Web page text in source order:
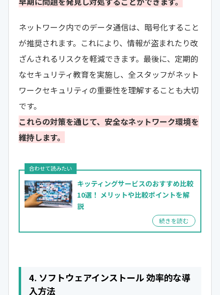
ネットワーク内でのデータ通信は、暗号化すること
が推奨されます。これにより、情報が盗まれたり改
ざんされるリスクを軽減できます。最後に、定期的
なセキュリティ教育を実施し、全スタッフがネット
ワークセキュリティの重要性を理解することも大切
です。
これらの対策を通じて、安全なネットワーク環境を
維持します。
キッティングサービスのおすすめ比較
10選！ メリットや比較ポイントを解
説
4. ソフトウェアインストール 効率的な導
入方法